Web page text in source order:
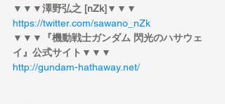
▼▼▼澤野弘之 [nZk]▼▼▼
https://twitter.com/sawano_nZk
▼▼▼『機動戦士ガンダム 閃光のハサウェ
イ』公式サイト▼▼▼
http://gundam-hathaway.net/